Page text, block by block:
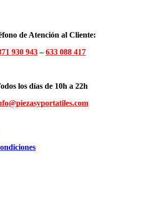
de Atención al Cliente:
930 943–633 088 417
los días de 10h a 22h